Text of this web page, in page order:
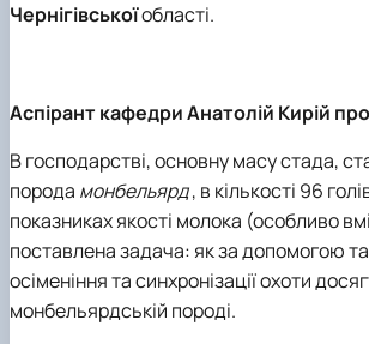
Чернігівськоїобласті.
Аспірант кафедри Анатолій Кирій
В господарстві, основну масу стада,
порода монбельярд, в кількості 96
показниках якості молока (особливо
поставлена задача: як за допомогою
осіменіння та синхронізації охоти
монбельярдській породі.